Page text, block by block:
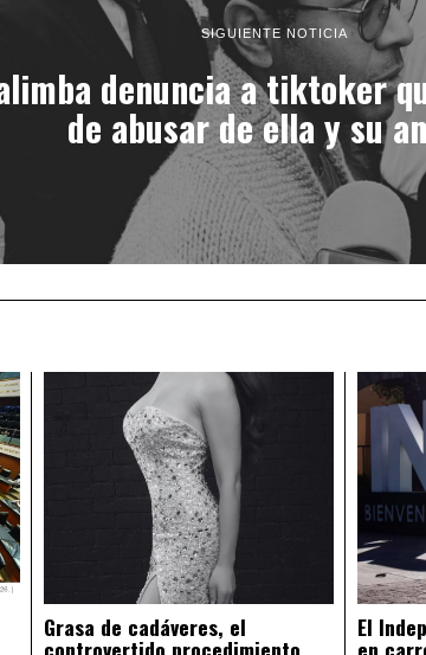
SIGUIENTE NOTICIA
denuncia a tiktoker
de abusar de ella y su
Grasa de cadáveres, el
controvertido procedimiento
El
en